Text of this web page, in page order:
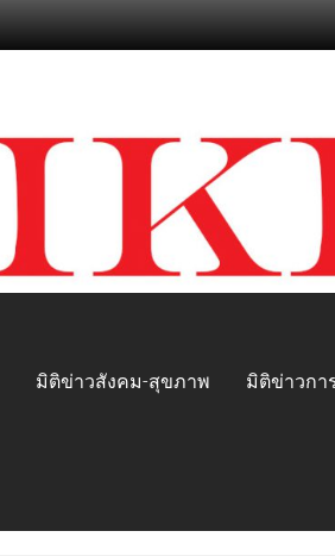
มิติข่าวสังคม-สุขภาพ มิติข่าวกา